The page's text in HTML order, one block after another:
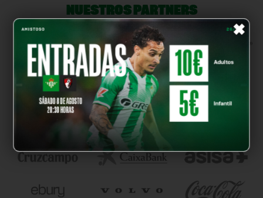
×
NUESTROS PARTNERS